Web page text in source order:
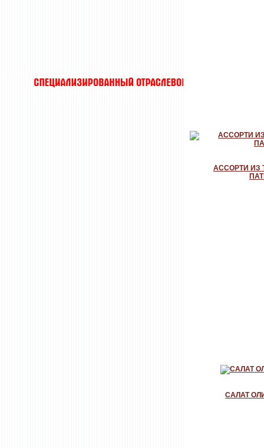
АССОРТИ ИЗ
САЛАТ